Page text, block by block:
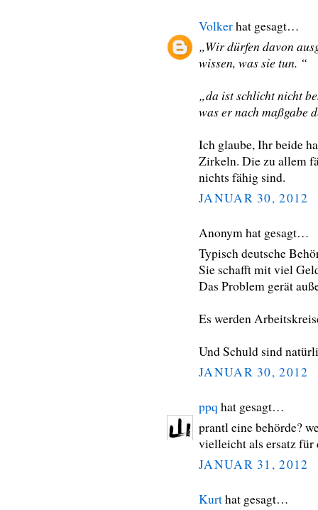
Volkerhat gesagt…
„Wir dürfen davon
wissen, was sie tun. “
„da ist schlicht nicht
was er nach maßgabe
Ich glaube, Ihr beide
Zirkeln. Die zu allem
nichts fähig sind.
JANUAR 30, 2012
Anonym hat gesagt…
Typisch deutsche
Sie schafft mit viel
Das Problem gerät
Es werden
Und Schuld sind
JANUAR 30, 2012
ppq hat gesagt…
prantl eine behörde?
vielleicht als ersatz
JANUAR 31, 2012
Kurthat gesagt…